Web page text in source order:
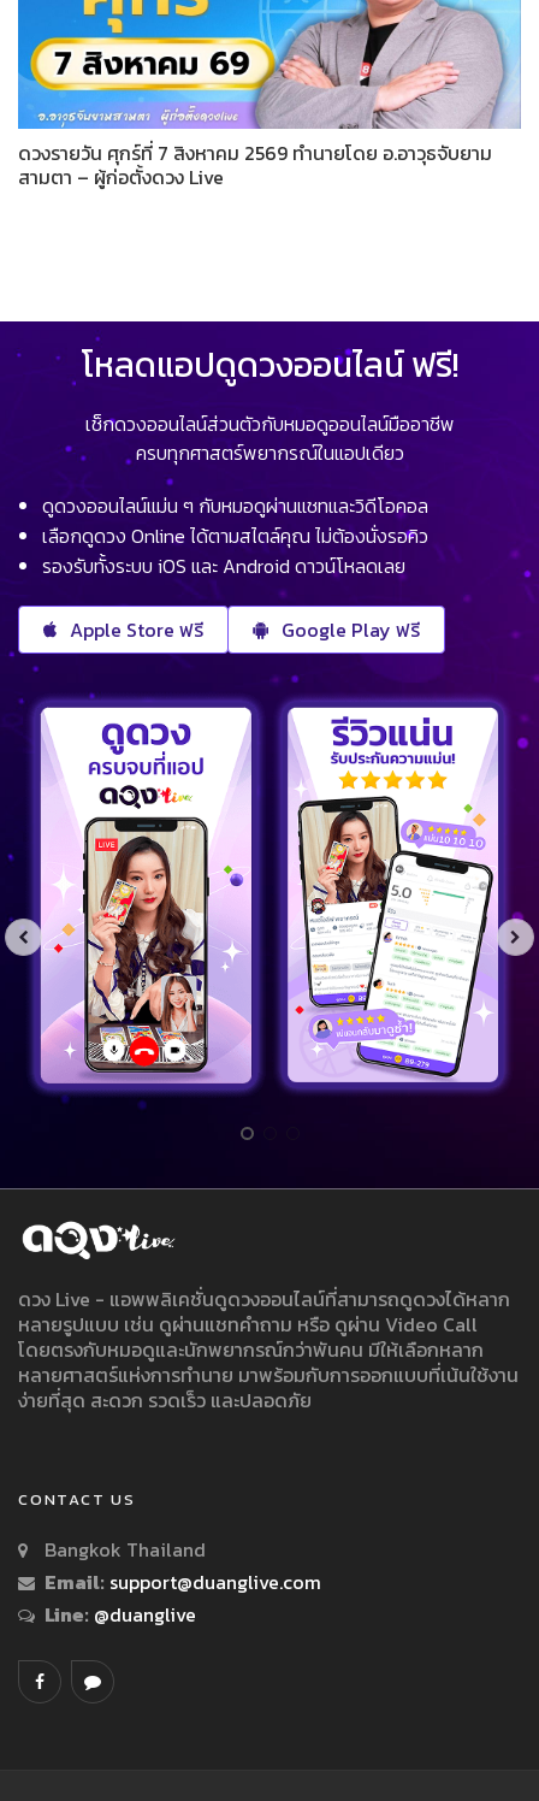
ดวงรายวัน ศุกร์ที่ 7 สิงหาคม 2569 ทำนายโดย อ.อาวุธจับยาม
สามตา – ผู้ก่อตั้งดวง Live
โหลดแอปดูดวงออนไลน์ ฟรี!
เช็กดวงออนไลน์ส่วนตัวกับหมอดูออนไลน์มืออาชีพ
ครบทุกศาสตร์พยากรณ์ในแอปเดียว
ดูดวงออนไลน์แม่น ๆ กับหมอดูผ่านแชทและวิดีโอคอล
เลือกดูดวง Online ได้ตามสไตล์คุณ ไม่ต้องนั่งรอคิว
รองรับทั้งระบบ iOS และ Android ดาวน์โหลดเลย
Apple Store ฟรี Google Play ฟรี
ดวง Live - แอพพลิเคชั่นดูดวงออนไลน์ที่สามารถดูดวงได้หลาก
หลายรูปแบบ เช่น ดูผ่านแชทคำถาม หรือ ดูผ่าน Video Call
โดยตรงกับหมอดูและนักพยากรณ์กว่าพันคน มีให้เลือกหลาก
หลายศาสตร์แห่งการทำนาย มาพร้อมกับการออกแบบที่เน้นใช้งาน
ง่ายที่สุด สะดวก รวดเร็ว และปลอดภัย
CONTACT US
Bangkok Thailand
Email: support@duanglive.com
Line: @duanglive